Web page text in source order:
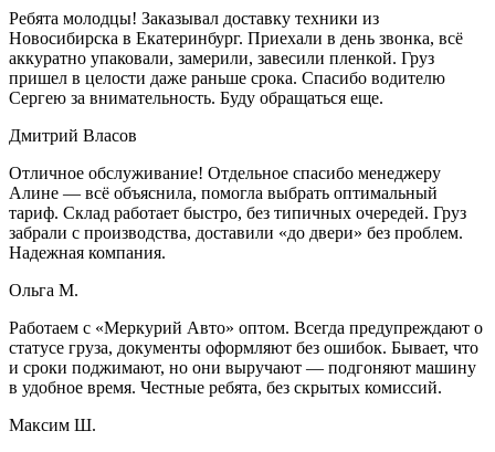
Ребята молодцы! Заказывал доставку техники из
Новосибирска в Екатеринбург. Приехали в день звонка, всё
аккуратно упаковали, замерили, завесили пленкой. Груз
пришел в целости даже раньше срока. Спасибо водителю
Сергею за внимательность. Буду обращаться еще.
Дмитрий Власов
Отличное обслуживание! Отдельное спасибо менеджеру
Алине — всё объяснила, помогла выбрать оптимальный
тариф. Склад работает быстро, без типичных очередей. Груз
забрали с производства, доставили «до двери» без проблем.
Надежная компания.
Ольга М.
Работаем с «Меркурий Авто» оптом. Всегда предупреждают о
статусе груза, документы оформляют без ошибок. Бывает, что
и сроки поджимают, но они выручают — подгоняют машину
в удобное время. Честные ребята, без скрытых комиссий.
Максим Ш.